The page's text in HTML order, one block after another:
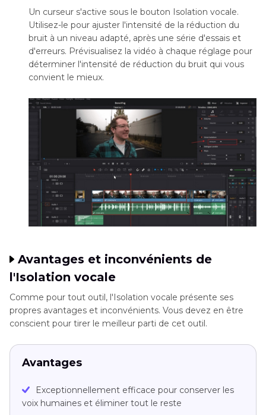
Un curseur s'active sous le bouton Isolation vocale.
Utilisez-le pour ajuster l'intensité de la réduction du
bruit à un niveau adapté, après une série d'essais et
d'erreurs. Prévisualisez la vidéo à chaque réglage pour
déterminer l'intensité de réduction du bruit qui vous
convient le mieux.
Avantages et inconvénients de
l'Isolation vocale
Comme pour tout outil, l'Isolation vocale présente ses
propres avantages et inconvénients. Vous devez en être
conscient pour tirer le meilleur parti de cet outil.
Avantages
Exceptionnellement efficace pour conserver les
voix humaines et éliminer tout le reste